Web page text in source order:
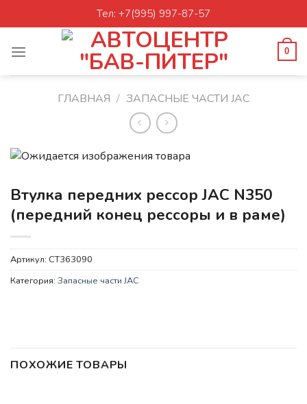
to
Тел: +7(995) 997-87-57
0
ГЛАВНАЯ / ЗАПАСНЫЕ ЧАСТИ JAC
Втулка передних рессор JAC N350
(передний конец рессоры и в раме)
Артикул: CT363090
Категория: Запасные части JAC
ПОХОЖИЕ ТОВАРЫ